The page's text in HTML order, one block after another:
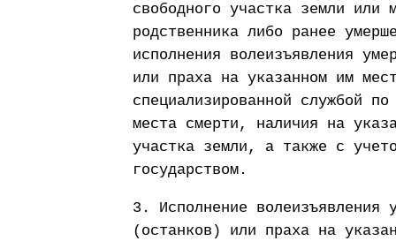
свободного участка земли или
родственника либо ранее
исполнения волеизъявления
или праха на указанном им
специализированной службой
места смерти, наличия на
участка земли, а также с
государством.
3. Исполнение волеизъявления
(останков) или праха на